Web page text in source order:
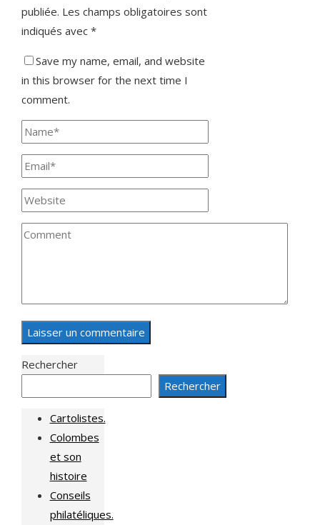
publiée. Les champs obligatoires sont
indiqués avec *
Save my name, email, and website
in this browser for the next time I
comment.
Rechercher
Rechercher
Cartolistes.
Colombes
et son
histoire
Conseils
philatéliques.